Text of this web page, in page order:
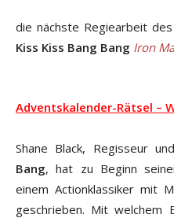
die nächste Regiearbeit des
Kiss Kiss Bang Bang Iron
Adventskalender-Rätsel –
Shane Black, Regisseur
Bang, hat zu Beginn
einem Actionklassiker mit
geschrieben. Mit welchem